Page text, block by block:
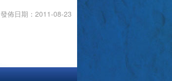
發佈日期：2011-08-23